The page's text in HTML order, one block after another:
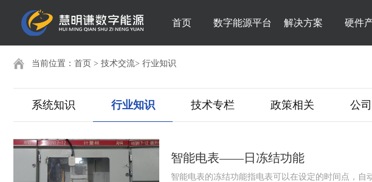
首页 数字能源平台 解决方案 硬件
当前位置： 首页 > 技术交流> 行业知识
系统知识 行业知识 技术专栏 政策相关 公
智能电表——日冻结功能
智能电表的冻结功能指电表可以在设定的时间点，